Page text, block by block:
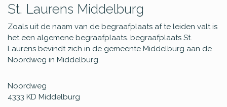
St. Laurens Middelburg
Zoals uit de naam van de begraafplaats af te leiden valt is
het een algemene begraafplaats. begraafplaats St.
Laurens bevindt zich in de gemeente Middelburg aan de
Noordweg in Middelburg.
Noordweg
4333 KD Middelburg